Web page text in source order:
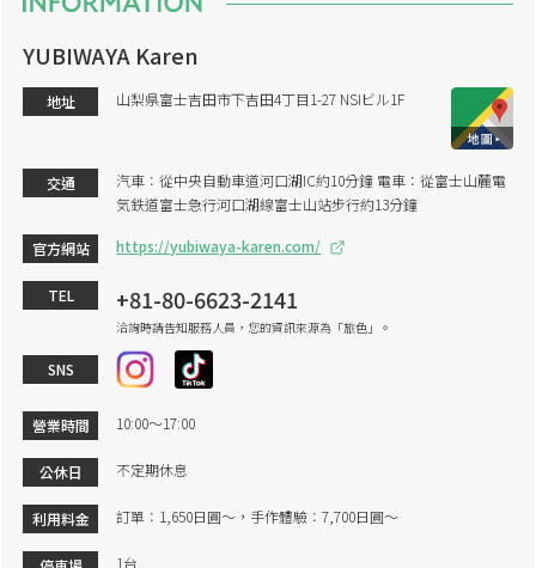
YUBIWAYA Karen
地址 山梨県富士吉田市下吉田4丁目1-27 NSIビル1F
交通
汽車：從中央自動車道河口湖IC約10分鐘 電車：從富士山麓電
気鉄道富士急行河口湖線富士山站步行約13分鐘
官方網站 https://yubiwaya-karen.com/
TEL +81-80-6623-2141
洽詢時請告知服務人員，您的資訊來源為「旅色」。
SNS
營業時間 10:00〜17:00
公休日 不定期休息
利用料金 訂單：1,650日圓～，手作體驗：7,700日圓～
1台